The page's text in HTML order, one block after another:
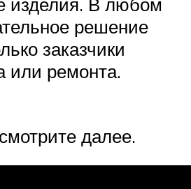
решение
заказчики
или ремонта.
далее.